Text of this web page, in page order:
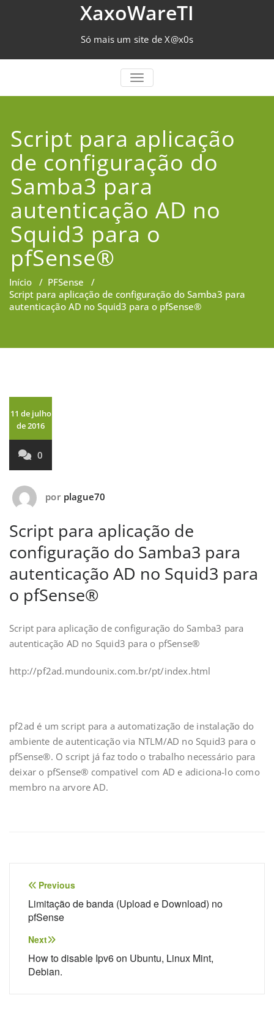
XaxoWareTI
Só mais um site de X@x0s
TOGGLE NAVIGATION
Script para aplicação
de configuração do
Samba3 para
autenticação AD no
Squid3 para o
pfSense®
Início / PFSense /
Script para aplicação de configuração do Samba3 para
autenticação AD no Squid3 para o pfSense®
11 de julho
de 2016
0
por plague70
Script para aplicação de
configuração do Samba3 para
autenticação AD no Squid3 para
o pfSense®
Script para aplicação de configuração do Samba3 para
autenticação AD no Squid3 para o pfSense®
http://pf2ad.mundounix.com.br/pt/index.html
pf2ad é um script para a automatização de instalação do
ambiente de autenticação via NTLM/AD no Squid3 para o
pfSense®. O script já faz todo o trabalho necessário para
deixar o pfSense® compativel com AD e adiciona-lo como
membro na arvore AD.
Navegação
de
Post
Previous
Limitação de banda (Upload e Download) no
pfSense
Next
How to disable Ipv6 on Ubuntu, Linux Mint,
Debian.